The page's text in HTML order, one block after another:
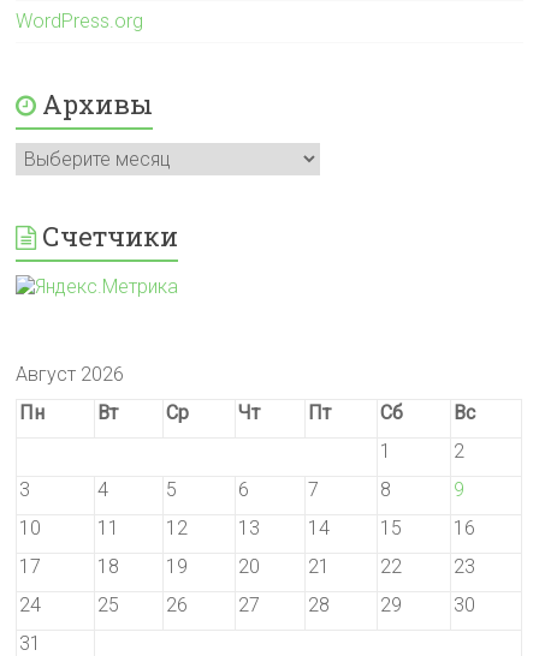
WordPress.org
Архивы
Архивы
Счетчики
Август 2026
Пн
Вт Ср Чт Пт Сб
Вс
1
2
3
4 5 6 7 8
9
10
11 12 13 14 15
16
17
18 19 20 21 22
23
24
25 26 27 28 29
30
31